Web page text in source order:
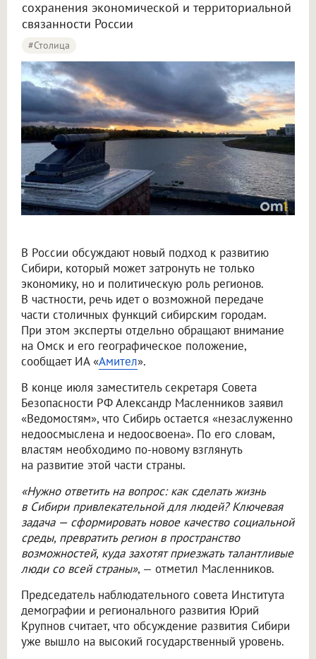
сохранения экономической и территориальной
связанности России
#столица
В России обсуждают новый подход к развитию
Сибири, который может затронуть не только
экономику, но и политическую роль регионов.
В частности, речь идет о возможной передаче
части столичных функций сибирским городам.
При этом эксперты отдельно обращают внимание
на Омск и его географическое положение,
сообщает ИА «Амител».
В конце июля заместитель секретаря Совета
Безопасности РФ Александр Масленников заявил
«Ведомостям», что Сибирь остается «незаслуженно
недоосмыслена и недоосвоена». По его словам,
властям необходимо по-новому взглянуть
на развитие этой части страны.
«Нужно ответить на вопрос: как сделать жизнь
в Сибири привлекательной для людей? Ключевая
задача — сформировать новое качество социальной
среды, превратить регион в пространство
возможностей, куда захотят приезжать талантливые
люди со всей страны», — отметил Масленников.
Председатель наблюдательного совета Института
демографии и регионального развития Юрий
Крупнов считает, что обсуждение развития Сибири
уже вышло на высокий государственный уровень.